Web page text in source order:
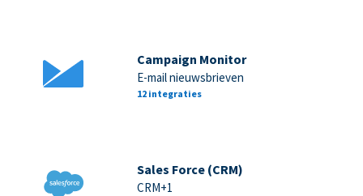
Campaign Monitor
E-mail nieuwsbrieven
12 integraties
Sales Force (CRM)
CRM+1